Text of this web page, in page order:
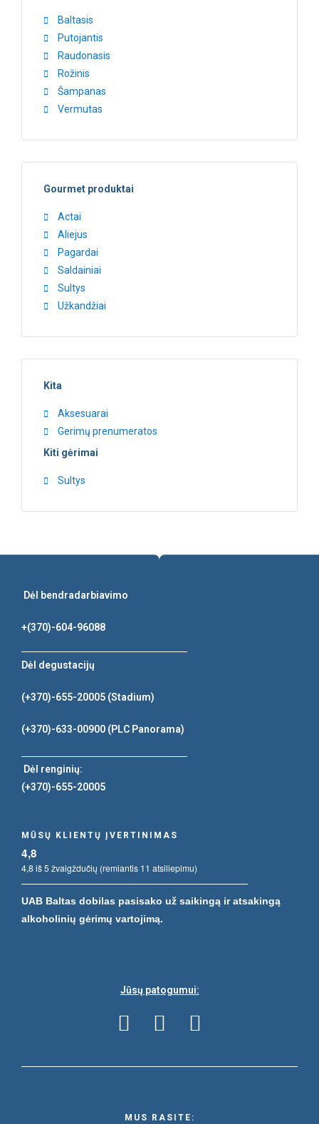
Baltasis
Putojantis
Raudonasis
Rožinis
Šampanas
Vermutas
Gourmet produktai
Actai
Aliejus
Pagardai
Saldainiai
Sultys
Užkandžiai
Kita
Aksesuarai
Gerimų prenumeratos
Kiti gėrimai
Sultys
Dėl bendradarbiavimo
+(370)-604-96088
Dėl degustacijų
(+370)-655-20005 (Stadium)
(+370)-633-00900 (PLC Panorama)
Dėl renginių:
(+370)-655-20005
MŪSŲ KLIENTŲ ĮVERTINIMAS
4,8
4,8 iš 5 žvaigždučių (remiantis 11 atsiliepimu)
UAB Baltas dobilas pasisako už saikingą ir atsakingą
alkoholinių gėrimų vartojimą.
Jūsų patogumui:
MUS RASITE: